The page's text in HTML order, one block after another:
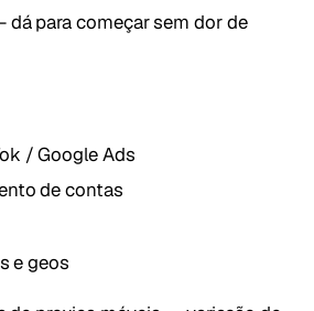
dá para começar sem dor de
/ Google Ads
de contas
e geos